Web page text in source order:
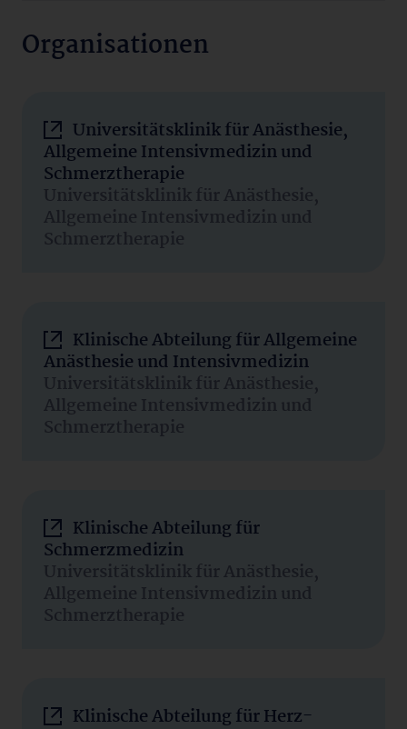
Organisationen
Universitätsklinik für Anästhesie,
Allgemeine Intensivmedizin und
Schmerztherapie
Universitätsklinik für Anästhesie,
Allgemeine Intensivmedizin und
Schmerztherapie
Klinische Abteilung für Allgemeine
Anästhesie und Intensivmedizin
Universitätsklinik für Anästhesie,
Allgemeine Intensivmedizin und
Schmerztherapie
Klinische Abteilung für
Schmerzmedizin
Universitätsklinik für Anästhesie,
Allgemeine Intensivmedizin und
Schmerztherapie
Klinische Abteilung für Herz-